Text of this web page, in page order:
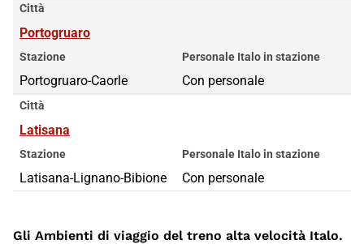
Città
Portogruaro
Stazione
Portogruaro-Caorle
Personale Italo in stazione
Con personale
Città
Latisana
Stazione
Latisana-Lignano-Bibione
Personale Italo in stazione
Con personale
Gli Ambienti di viaggio del treno alta velocità Italo.